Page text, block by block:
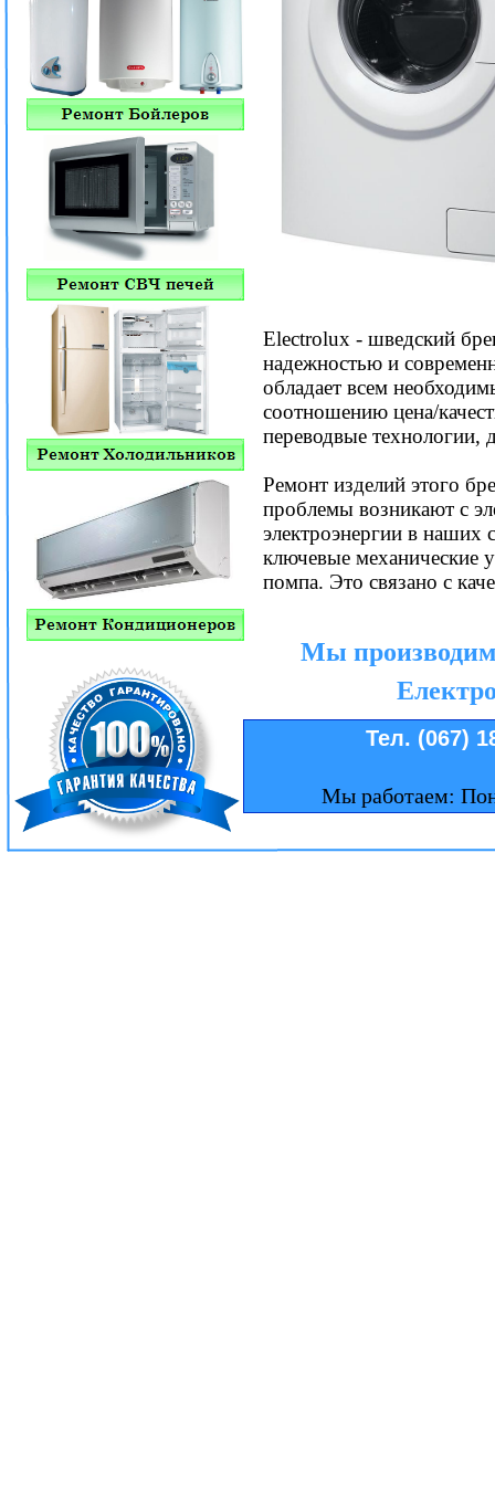
Electrolux - шведский
надежностью и
обладает всем
соотношению цена/
переводвые технологии,
Ремонт изделий этого
проблемы возникают с
электроэнергии в наших
ключевые механические
помпа. Это связано с
Мы работаем:
Мы
Тел. (067)